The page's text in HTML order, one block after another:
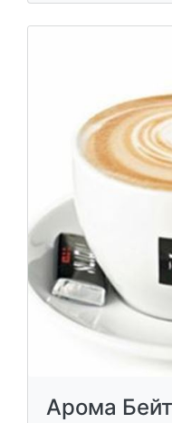
Арома